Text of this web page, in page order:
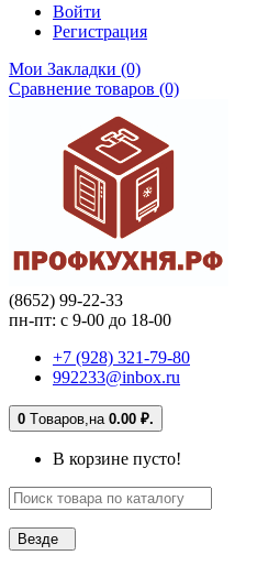
Войти
Регистрация
Мои Закладки (0)
Сравнение товаров (0)
(8652) 99-22-33
пн-пт: с 9-00 до 18-00
+7 (928) 321-79-80
992233@inbox.ru
0 Tоваров, на 0.00 ₽.
В корзине пусто!
Везде